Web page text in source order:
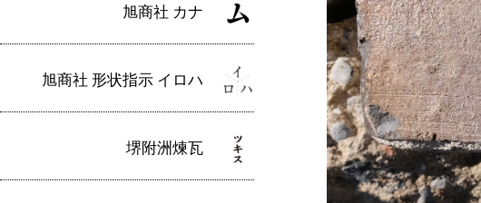
旭商社 カナ
旭商社 形状指示 イロハ
堺附洲煉瓦